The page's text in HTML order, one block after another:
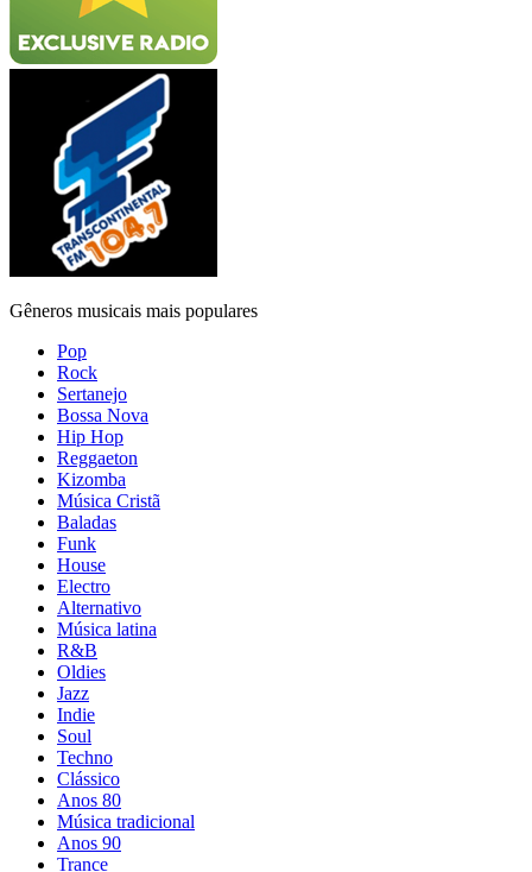
Gêneros musicais mais populares
Pop
Rock
Sertanejo
Bossa Nova
Hip Hop
Reggaeton
Kizomba
Música Cristã
Baladas
Funk
House
Electro
Alternativo
Música latina
R&B
Oldies
Jazz
Indie
Soul
Techno
Clássico
Anos 80
Música tradicional
Anos 90
Trance